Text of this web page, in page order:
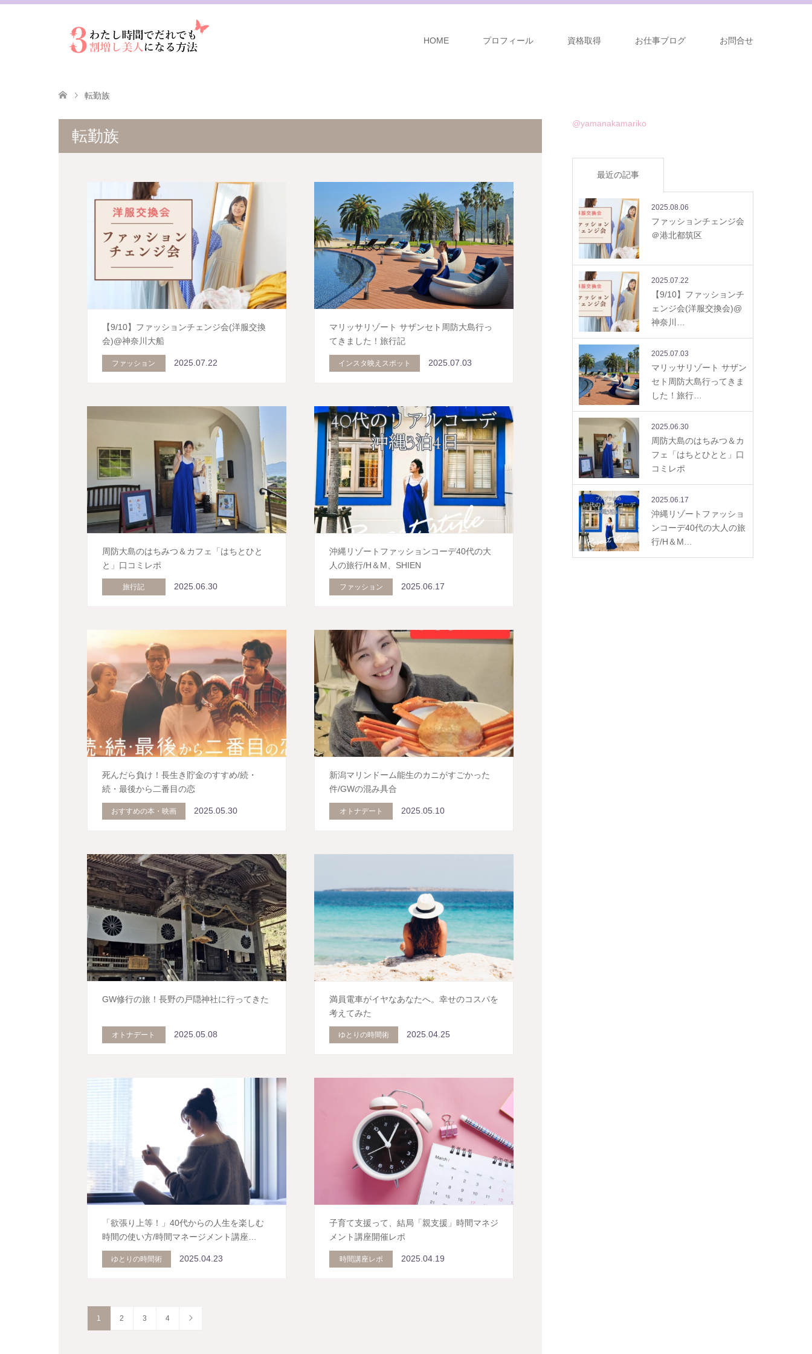
HOME プロフィール 資格取得 お仕事ブログ お問合せ
転勤族
転勤族
【9/10】ファッションチェンジ会(洋服交換
会)@神奈川大船
ファッション 2025.07.22
マリッサリゾート サザンセト周防大島行っ
てきました！旅行記
インスタ映えスポット 2025.07.03
周防大島のはちみつ＆カフェ「はちとひと
と」口コミレポ
旅行記 2025.06.30
沖縄リゾートファッションコーデ40代の大
人の旅行/H＆M、SHIEN
ファッション 2025.06.17
死んだら負け！長生き貯金のすすめ/続・
続・最後から二番目の恋
おすすめの本・映画 2025.05.30
新潟マリンドーム能生のカニがすごかった
件/GWの混み具合
オトナデート 2025.05.10
GW修行の旅！長野の戸隠神社に行ってきた
オトナデート 2025.05.08
満員電車がイヤなあなたへ。幸せのコスパを
考えてみた
ゆとりの時間術 2025.04.25
「欲張り上等！」40代からの人生を楽しむ
時間の使い方/時間マネージメント講座…
ゆとりの時間術 2025.04.23
子育て支援って、結局「親支援」時間マネジ
メント講座開催レポ
時間講座レポ 2025.04.19
1 2 3 4
@yamanakamariko
最近の記事
2025.08.06
ファッションチェンジ会
＠港北都筑区
2025.07.22
【9/10】ファッションチ
ェンジ会(洋服交換会)@
神奈川…
2025.07.03
マリッサリゾート サザン
セト周防大島行ってきま
した！旅行…
2025.06.30
周防大島のはちみつ＆カ
フェ「はちとひとと」口
コミレポ
2025.06.17
沖縄リゾートファッショ
ンコーデ40代の大人の旅
行/H＆M…